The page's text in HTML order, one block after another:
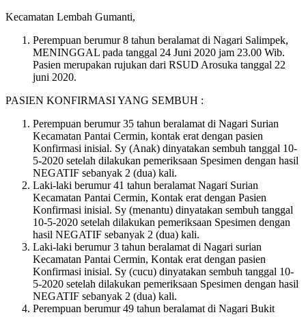
Kecamatan Lembah Gumanti,
Perempuan berumur 8 tahun beralamat di Nagari Salimpek,
MENINGGAL pada tanggal 24 Juni 2020 jam 23.00 Wib.
Pasien merupakan rujukan dari RSUD Arosuka tanggal 22
juni 2020.
PASIEN KONFIRMASI YANG SEMBUH :
Perempuan berumur 35 tahun beralamat di Nagari Surian
Kecamatan Pantai Cermin, kontak erat dengan pasien
Konfirmasi inisial. Sy (Anak) dinyatakan sembuh tanggal 10-
5-2020 setelah dilakukan pemeriksaan Spesimen dengan hasil
NEGATIF sebanyak 2 (dua) kali.
Laki-laki berumur 41 tahun beralamat Nagari Surian
Kecamatan Pantai Cermin, Kontak erat dengan Pasien
Konfirmasi inisial. Sy (menantu) dinyatakan sembuh tanggal
10-5-2020 setelah dilakukan pemeriksaan Spesimen dengan
hasil NEGATIF sebanyak 2 (dua) kali.
Laki-laki berumur 3 tahun beralamat di Nagari surian
Kecamatan Pantai Cermin, Kontak erat dengan pasien
Konfirmasi inisial. Sy (cucu) dinyatakan sembuh tanggal 10-
5-2020 setelah dilakukan pemeriksaan Spesimen dengan hasil
NEGATIF sebanyak 2 (dua) kali.
Perempuan berumur 49 tahun beralamat di Nagari Bukit